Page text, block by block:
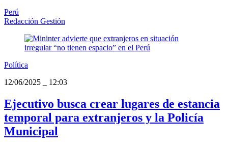
Perú
Redacción Gestión
Política
12/06/2025
12:03
Ejecutivo busca crear lugares de estancia
temporal para extranjeros y la Policía
Municipal